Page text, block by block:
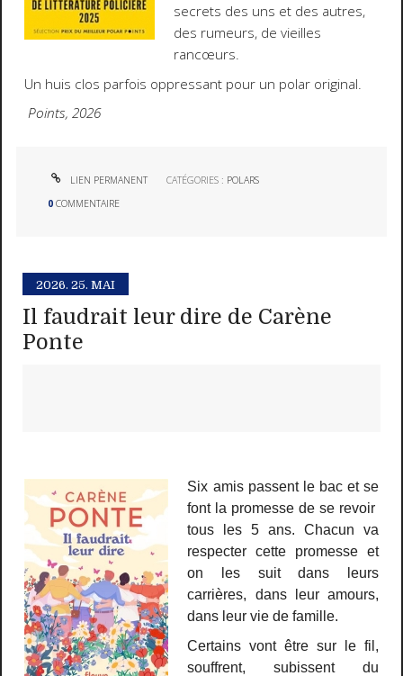
secrets des uns et des autres,
des rumeurs, de vieilles
rancœurs.
Un huis clos parfois oppressant pour un polar original.
Points, 2026
LIEN PERMANENT CATÉGORIES : POLARS
0 COMMENTAIRE
2026. 25. MAI
Il faudrait leur dire de Carène
Ponte
Six amis passent le bac et se
font la promesse de se revoir
tous les 5 ans. Chacun va
respecter cette promesse et
on les suit dans leurs
carrières, dans leur amours,
dans leur vie de famille.
Certains vont être sur le fil,
souffrent, subissent du